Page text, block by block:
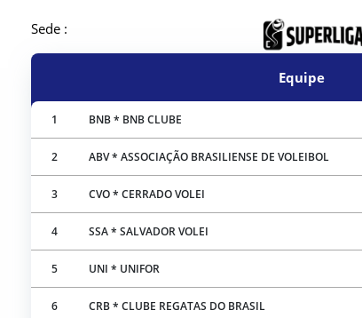
Sede :
Equipe
1 BNB * BNB CLUBE
2 ABV * ASSOCIAÇÃO BRASILIENSE DE VOLEIBOL
3 CVO * CERRADO VOLEI
4 SSA * SALVADOR VOLEI
5 UNI * UNIFOR
6 CRB * CLUBE REGATAS DO BRASIL